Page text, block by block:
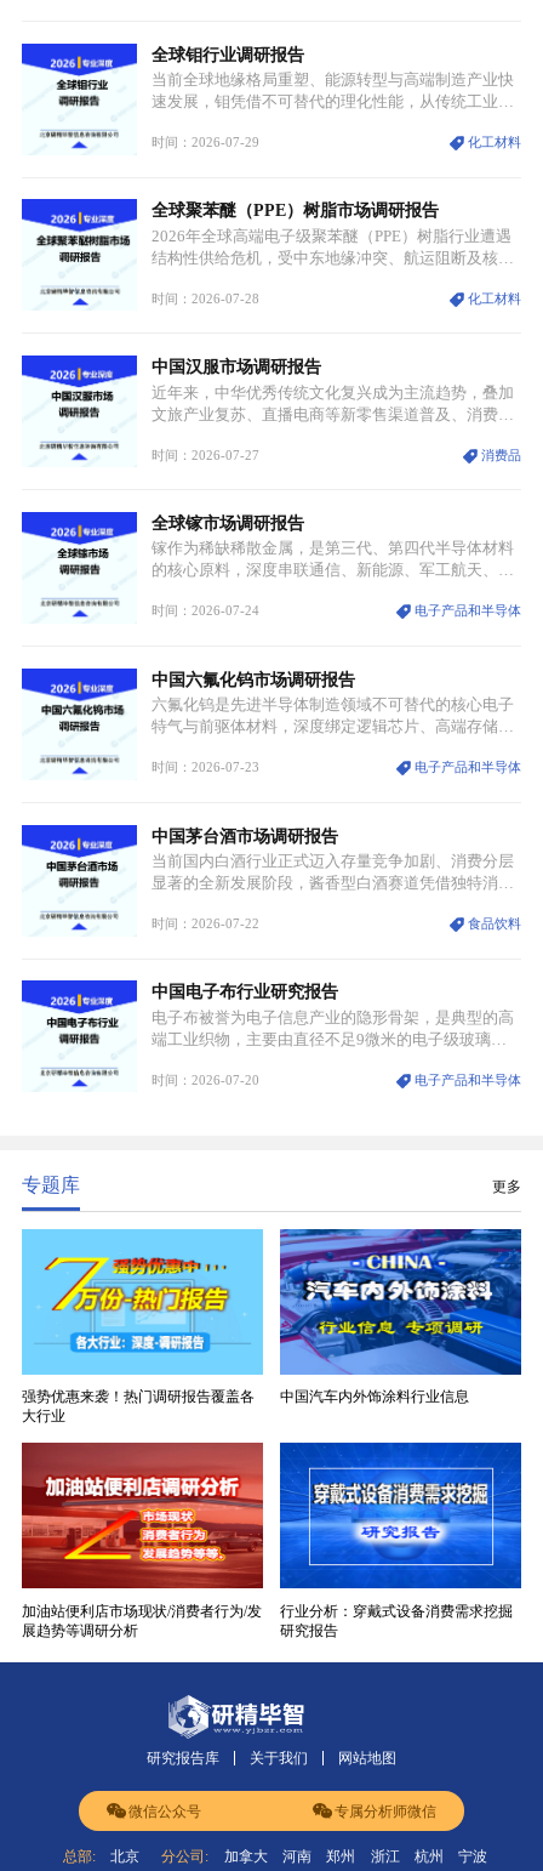
体规模扩张，高附加值领域与规模化工业应用形成两
大独立增长体系。
全球钼行业调研报告
当前全球地缘格局重塑、能源转型与高端制造产业快
速发展，钼凭借不可替代的理化性能，从传统工业金
需格局重构、价值体系重估的新阶段。钼是典型难熔
贯穿传统工业、高端制造、军工、新能源等多个核心
产业，成为现代工业体系中不可或缺的基础材料。
时间：2026-07-29 化工材料
全球聚苯醚（PPE）树脂市场调研报告
2026年全球高端电子级聚苯醚（PPE）树脂行业遭遇
结构性供给危机，受中东地缘冲突、航运阻断及核心
停产，行业长期维持寡头垄断的供应链格局彻底瓦
价无市”的供给真空，并沿高频覆铜板、PCB电路板向
AI服务器、5G基站等高端电子终端持续传导，全产业
链生产、成本、交付均承受巨大压力。
时间：2026-07-28 化工材料
中国汉服市场调研报告
近年来，中华优秀传统文化复兴成为主流趋势，叠加
文旅产业复苏、直播电商等新零售渠道普及、消费群
服不再局限于传统节日、古风活动等小众场景，逐步
重要载体。同时，行业标准落地、生产技术升级、原
创设计能力提升，进一步夯实产业发展根基，吸引传
统服饰品牌、文旅企业等跨界入局，市场活力持续释
时间：2026-07-27 消费品
全球镓市场调研报告
镓作为稀缺稀散金属，是第三代、第四代半导体材料
的核心原料，深度串联通信、新能源、军工航天、光
与大国科技博弈的关键战略资源。镓并非传统大宗金
领域渗透”的战略体系，成为全球科技产业运转的刚
需资源。
时间：2026-07-24 电子产品和半导体
中国六氟化钨市场调研报告
六氟化钨是先进半导体制造领域不可替代的核心电子
特气与前驱体材料，深度绑定逻辑芯片、高端存储芯
沉积（CVD）、原子层沉积（ALD）工艺专用前驱体
密制造流程。
时间：2026-07-23 电子产品和半导体
中国茅台酒市场调研报告
当前国内白酒行业正式迈入存量竞争加剧、消费分层
显著的全新发展阶段，酱香型白酒赛道凭借独特消费
道。贵州茅台凭借独一无二的核心产区壁垒、刚性产
业。
时间：2026-07-22 食品饮料
中国电子布行业研究报告
电子布被誉为电子信息产业的隐形骨架，是典型的高
端工业织物，主要由直径不足9微米的电子级玻璃纤
生产制造过程中不可或缺的核心基材。电子布具备高
时间：2026-07-20 电子产品和半导体
专题库 更多
强势优惠来袭！热门调研报告覆盖各
大行业
中国汽车内外饰涂料行业信息
加油站便利店市场现状/消费者行为/发
展趋势等调研分析
行业分析：穿戴式设备消费需求挖掘
研究报告
研究报告库 关于我们 网站地图
微信公众号 专属分析师微信
总部: 北京 分公司: 加拿大 河南 郑州 浙江 杭州 宁波